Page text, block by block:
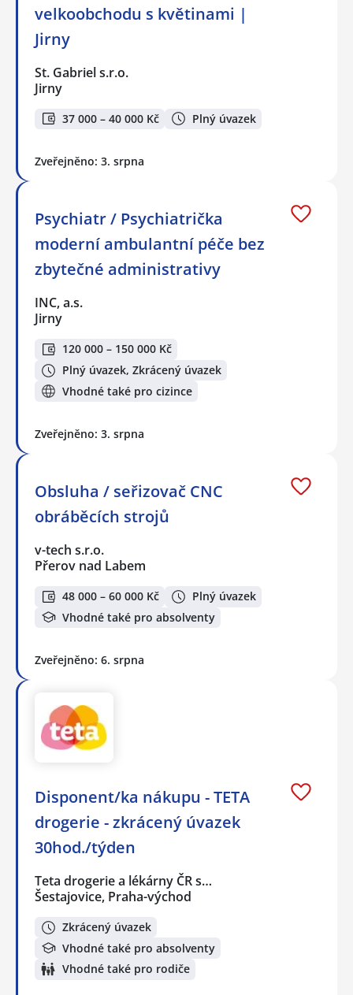
velkoobchodu s květinami |
Jirny
St. Gabriel s.r.o.
Jirny
37 000 – 40 000 Kč Plný úvazek
Zveřejněno: 3. srpna
Psychiatr / Psychiatrička
moderní ambulantní péče bez
zbytečné administrativy
INC, a.s.
Jirny
120 000 – 150 000 Kč
Plný úvazek, Zkrácený úvazek
Vhodné také pro cizince
Zveřejněno: 3. srpna
Obsluha / seřizovač CNC
obráběcích strojů
v-tech s.r.o.
Přerov nad Labem
48 000 – 60 000 Kč
Plný úvazek
Vhodné také pro absolventy
Zveřejněno: 6. srpna
Disponent/ka nákupu - TETA
drogerie - zkrácený úvazek
30hod./týden
Teta drogerie a lékárny ČR s…
Šestajovice, Praha-východ
Zkrácený úvazek
Vhodné také pro absolventy
Vhodné také pro rodiče